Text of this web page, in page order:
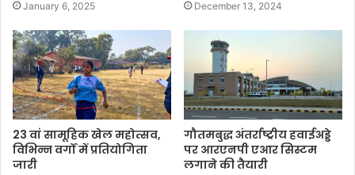
January 6, 2025 December 13, 2024
23 वां सामूहिक खेल महोत्सव,
विभिन्न वर्गों में प्रतियोगिता
जारी
गौतमबुद्ध अंतर्राष्ट्रीय हवाईअड्डे
पर आरएनपी एआर सिस्टम
लगाने की तैयारी